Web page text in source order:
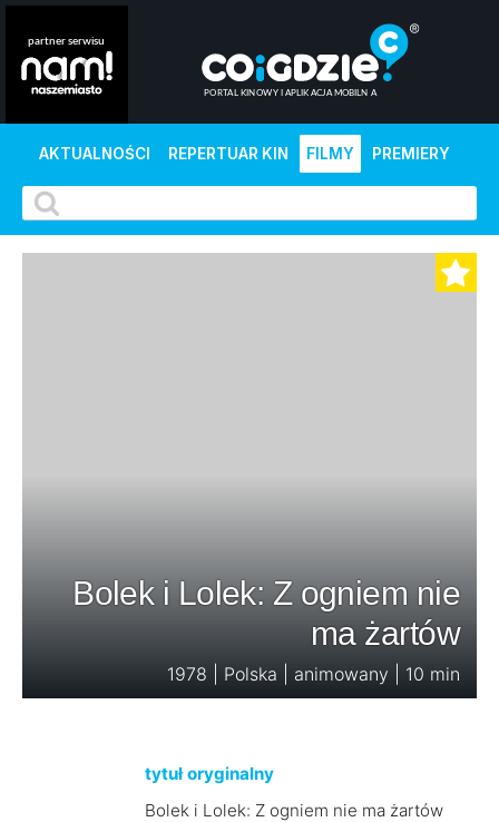
AKTUALNOŚCI REPERTUAR KIN FILMY PREMIERY
Bolek i Lolek: Z ogniem nie
ma żartów
1978 | Polska | animowany | 10 min
tytuł oryginalny
Bolek i Lolek: Z ogniem nie ma żartów